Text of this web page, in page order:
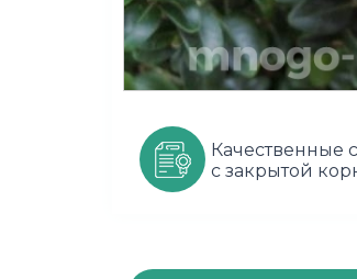
Качественные
с закрытой